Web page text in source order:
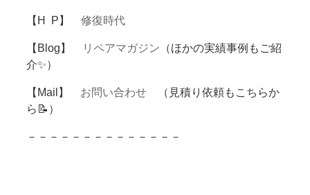
【H P】修復時代
【Blog】 リペアマガジン （ほかの実績事例もご紹
介✨）
【Mail】 お問い合わせ （見積り依頼もこちらか
ら📝）
－－－－－－－－－－－－－－